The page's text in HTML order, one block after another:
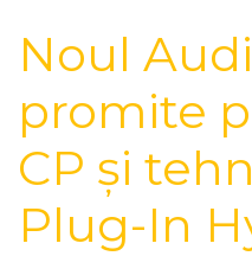
Noul
promite
CP și
Plug-In